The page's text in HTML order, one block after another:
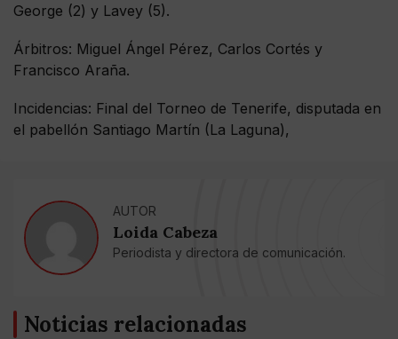
George (2) y Lavey (5).
Árbitros: Miguel Ángel Pérez, Carlos Cortés y
Francisco Araña.
Incidencias: Final del Torneo de Tenerife, disputada en
el pabellón Santiago Martín (La Laguna),
AUTOR
Loida Cabeza
Periodista y directora de comunicación.
Noticias relacionadas